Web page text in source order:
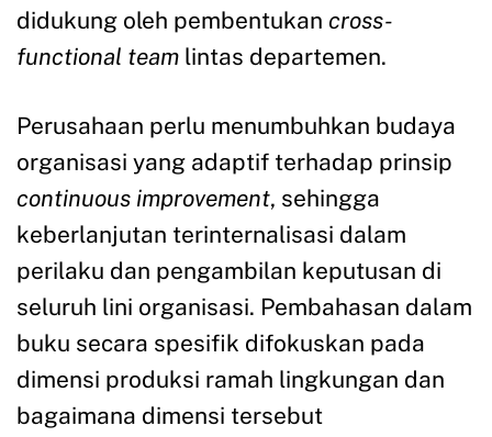
didukung oleh pembentukan cross-
functional team lintas departemen.
Perusahaan perlu menumbuhkan budaya
organisasi yang adaptif terhadap prinsip
continuous improvement, sehingga
keberlanjutan terinternalisasi dalam
perilaku dan pengambilan keputusan di
seluruh lini organisasi. Pembahasan dalam
buku secara spesifik difokuskan pada
dimensi produksi ramah lingkungan dan
bagaimana dimensi tersebut